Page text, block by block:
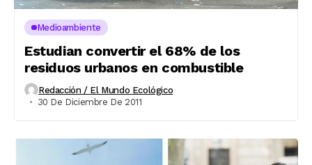
Medioambiente
Estudian convertir el 68% de los
residuos urbanos en combustible
Redacción / El Mundo Ecológico
30 De Diciembre De 2011